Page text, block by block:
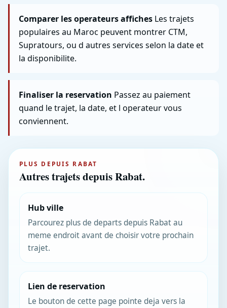
Comparer les operateurs affiches Les trajets
populaires au Maroc peuvent montrer CTM,
Supratours, ou d autres services selon la date et
la disponibilite.
Finaliser la reservation Passez au paiement
quand le trajet, la date, et l operateur vous
conviennent.
PLUS DEPUIS RABAT
Autres trajets depuis Rabat.
Hub ville
Parcourez plus de departs depuis Rabat au
meme endroit avant de choisir votre prochain
trajet.
Lien de reservation
Le bouton de cette page pointe deja vers la